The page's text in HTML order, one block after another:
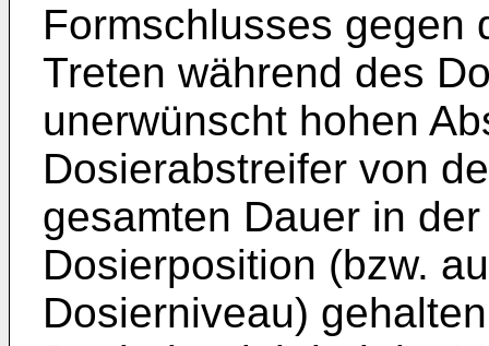
Formschlusses gegen
Treten während des
unerwünscht hohen
Dosierabstreifer von
gesamten Dauer in
Dosierposition (bzw.
Dosierniveau)